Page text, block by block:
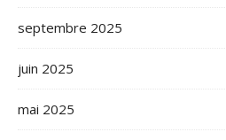
septembre 2025
juin 2025
mai 2025